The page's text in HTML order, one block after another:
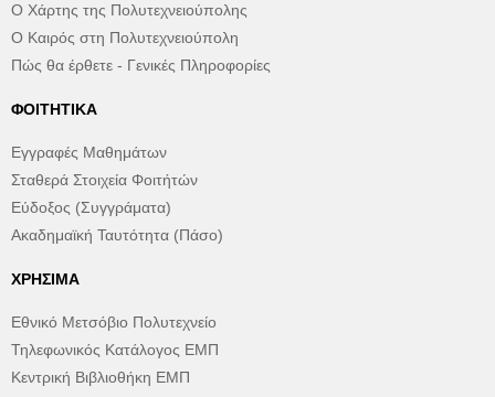
Ο Χάρτης της Πολυτεχνειούπολης
Ο Καιρός στη Πολυτεχνειούπολη
Πώς θα έρθετε - Γενικές Πληροφορίες
ΦΟΙΤΗΤΙΚΆ
Εγγραφές Μαθημάτων
Σταθερά Στοιχεία Φοιτήτών
Εύδοξος (Συγγράματα)
Ακαδημαϊκή Ταυτότητα (Πάσο)
ΧΡΉΣΙΜΑ
Εθνικό Μετσόβιο Πολυτεχνείο
Τηλεφωνικός Κατάλογος ΕΜΠ
Κεντρική Βιβλιοθήκη ΕΜΠ